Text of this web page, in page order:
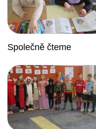
Společně čteme